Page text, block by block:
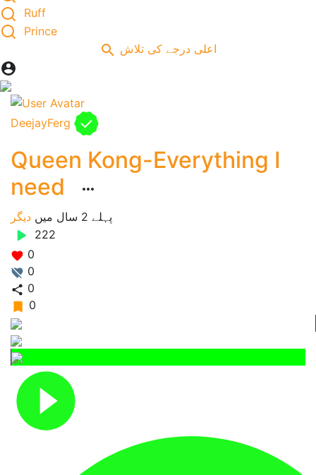
Ruff
Prince
اعلی درجے کی تلاش
DeejayFerg
Queen Kong-Everything I
need
پہلے 2 سال میں دیگر
222
0
0
0
0